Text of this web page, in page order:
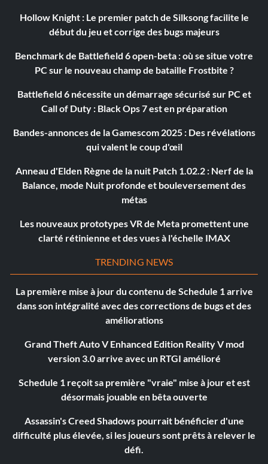
Hollow Knight : Le premier patch de Silksong facilite le
début du jeu et corrige des bugs majeurs
Benchmark de Battlefield 6 open-beta : où se situe votre
PC sur le nouveau champ de bataille Frostbite ?
Battlefield 6 nécessite un démarrage sécurisé sur PC et
Call of Duty : Black Ops 7 est en préparation
Bandes-annonces de la Gamescom 2025 : Des révélations
qui valent le coup d'œil
Anneau d'Elden Règne de la nuit Patch 1.02.2 : Nerf de la
Balance, mode Nuit profonde et bouleversement des
métas
Les nouveaux prototypes VR de Meta promettent une
clarté rétinienne et des vues à l'échelle IMAX
TRENDING NEWS
La première mise à jour du contenu de Schedule 1 arrive
dans son intégralité avec des corrections de bugs et des
améliorations
Grand Theft Auto V Enhanced Edition Reality V mod
version 3.0 arrive avec un RTGI amélioré
Schedule 1 reçoit sa première "vraie" mise à jour et est
désormais jouable en bêta ouverte
Assassin's Creed Shadows pourrait bénéficier d'une
difficulté plus élevée, si les joueurs sont prêts à relever le
défi.